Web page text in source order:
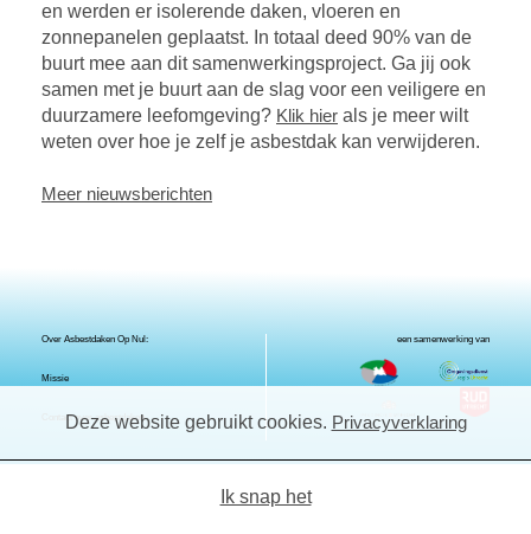
en werden er isolerende daken, vloeren en
zonnepanelen geplaatst. In totaal deed 90% van de
buurt mee aan dit samenwerkingsproject. Ga jij ook
samen met je buurt aan de slag voor een veiligere en
duurzamere leefomgeving? Klik hier als je meer wilt
weten over hoe je zelf je asbestdak kan verwijderen.
Meer nieuwsberichten
Over Asbestdaken Op Nul:
Missie
Contact over asbestdaken
een samenwerking van
Deze website gebruikt cookies. Privacyverklaring
Ik snap het